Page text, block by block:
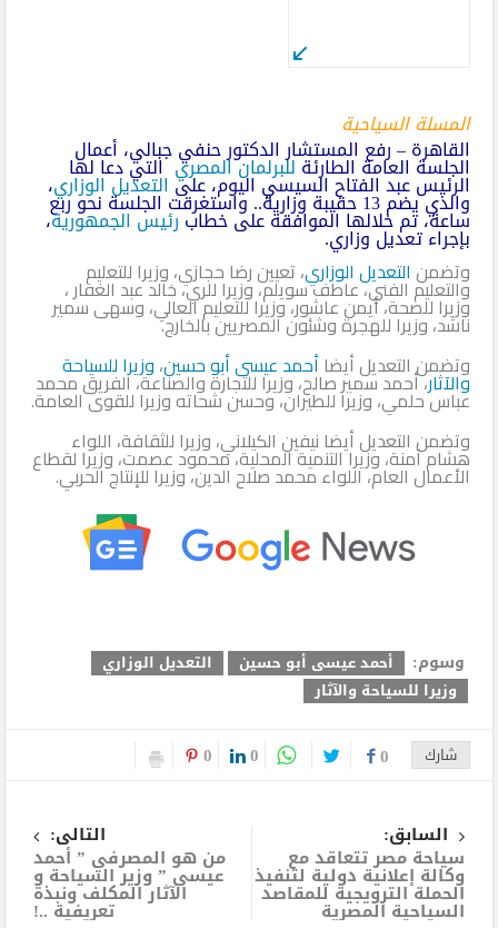
المسلة السياحية
القاهرة – رفع المستشار الدكتور حنفي جبالي، أعمال
الجلسة العامة الطارئةللبرلمان المصريالتي دعا لها
الرئيس عبد الفتاح السيسي اليوم، على التعديل الوزاري،
والذي يضم 13 حقيبة وزارية.. واستغرقت الجلسة نحو ربع
ساعة، تم خلالها الموافقة على خطابرئيس الجمهورية،
بإجراء تعديل وزاري.
وتضمن التعديل الوزاري، تعيين رضا حجازي، وزيرا للتعليم
والتعليم الفني، عاطف سويلم، وزيرا للري، خالد عبد الغفار ،
وزيرا للصحة، أيمن عاشور، وزيرا للتعليم العالي، وسهى سمير
ناشد، وزيرا للهجرة وشئون المصريين بالخارج.
وتضمن التعديل أيضا أحمد عيسى أبو حسين، وزيرا للسياحة
والآثار، أحمد سمير صالح، وزيرا للتجارة والصناعة، الفريق محمد
عباس حلمي، وزيرا للطيران، وحسن شحاته وزيرا للقوى العامة.
وتضمن التعديل أيضا نيفين الكيلاني، وزيرا للثقافة، اللواء
هشام آمنة، وزيرا التنمية المحلية، محمود عصمت، وزيرا لقطاع
الأعمال العام، اللواء محمد صلاح الدين، وزيرا للإنتاج الحربي.
وسوم: أحمد عيسى أبو حسين
التعديل الوزاري
وزيرا للسياحة والآثار
شارك 0
0
0
السابق:
سياحة مصر تتعاقد مع
وكالة إعلانية دولية لتنفيذ
الحملة الترويجية للمقاصد
السياحية المصرية
التالى:
من هو المصرفي ” أحمد
عيسى ” وزير السياحة و
الآثار المكلف ونبذة
تعريفية ..!